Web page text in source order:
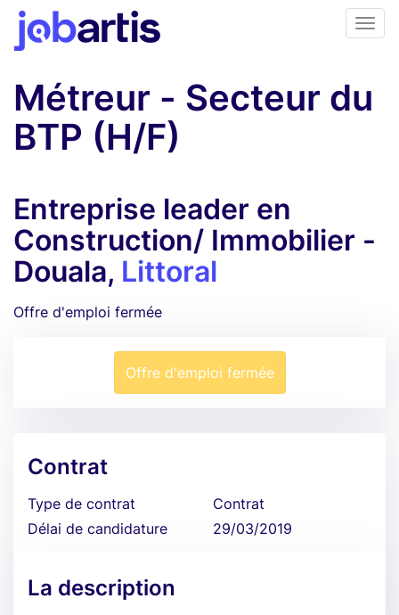
Métreur - Secteur du
BTP (H/F)
Entreprise leader en
Construction/ Immobilier -
Douala, Littoral
Offre d'emploi fermée
Offre d'emploi fermée
Contrat
Type de contrat
Contrat
Délai de candidature
29/03/2019
La description